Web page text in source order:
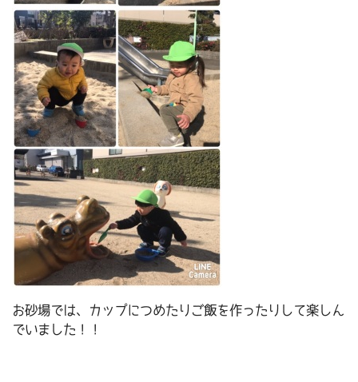
お砂場では、カップにつめたりご飯を作ったりして楽しん
でいました！！